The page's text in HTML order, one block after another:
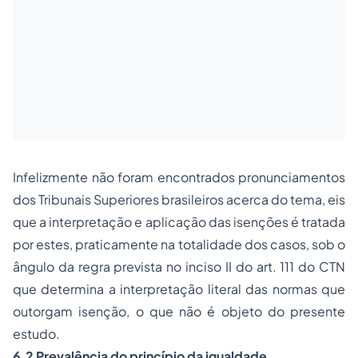
Infelizmente não foram encontrados pronunciamentos
dos Tribunais Superiores brasileiros acerca do tema, eis
que a interpretação e aplicação das isenções é tratada
por estes, praticamente na totalidade dos casos, sob o
ângulo da regra prevista no inciso II do art. 111 do CTN
que determina a interpretação literal das normas que
outorgam isenção, o que não é objeto do presente
estudo.